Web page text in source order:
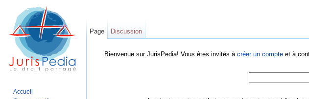
Bienvenue sur JurisPedia! Vous êtes invités à créer un compte et à
Page Discussion
Accueil